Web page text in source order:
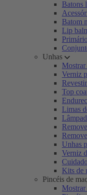
Batons
Batom
Lip
Unhas
Verniz
Top
Limas
Unhas
Verniz
Kits de
Pincéis de